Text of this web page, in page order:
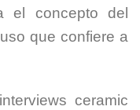
el concepto del
que confiere a
ceramic